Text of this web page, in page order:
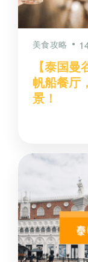
美食攻略
【泰国
帆船餐厅
景！